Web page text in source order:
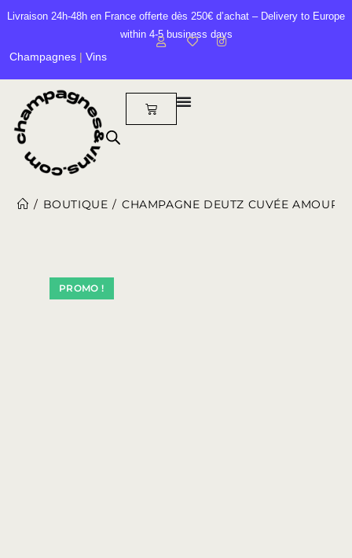
Livraison 24h-48h en France offerte dès 250€ d’achat – Delivery to Europe
within 4-5 business days
Champagnes | Vins
/ BOUTIQUE / CHAMPAGNE DEUTZ CUVÉE AMOUR
PROMO !